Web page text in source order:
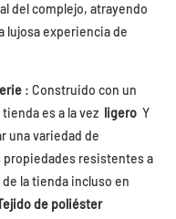
del complejo, atrayendo
lujosa experiencia de
: Construido con un
tienda es a la vez ligero Y
una variedad de
propiedades resistentes a
la tienda incluso en
de poliéster